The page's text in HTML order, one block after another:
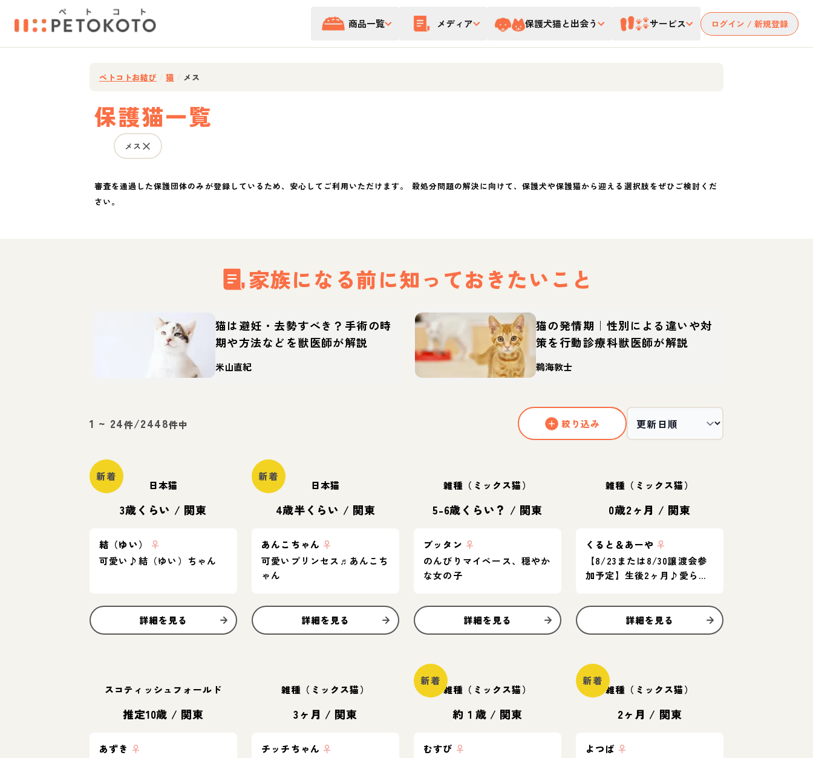
商品一覧 メディア 保護犬猫と出会う サービス ログイン / 新規登録
ペトコトお結び 猫 メス
保護猫一覧
メス
審査を通過した保護団体のみが登録しているため、安心してご利用いただけます。 殺処分問題の解決に向けて、保護犬や保護猫から迎える選択肢をぜひご検討くだ
さい。
家族になる前に知っておきたいこと
猫は避妊・去勢すべき？手術の時
期や方法などを獣医師が解説
米山直紀
猫の発情期｜性別による違いや対
策を行動診療科獣医師が解説
鵜海敦士
1 ~ 24件/2448件中 絞り込み
新着
日本猫
3歳くらい / 関東
結（ゆい）
♀
可愛い♪結（ゆい）ちゃん
詳細を見る
新着
日本猫
4歳半くらい / 関東
あんこちゃん ♀
可愛いプリンセス♬あんこち
ゃん
詳細を見る
雑種（ミックス猫）
5-6歳くらい？ / 関東
ブッタン ♀
のんびりマイペース、穏やか
な女の子
詳細を見る
雑種（ミックス猫）
0歳2ヶ月 / 関東
くると＆あーや ♀
【8/23または8/30譲渡会参
加予定】生後2ヶ月♪愛らし
詳細を見る
スコティッシュフォールド
推定10歳 / 関東
あずき ♀
雑種（ミックス猫）
3ヶ月 / 関東
チッチちゃん ♀
新着
雑種（ミックス猫）
約１歳 / 関東
むすび ♀
新着
雑種（ミックス猫）
2ヶ月 / 関東
よつば ♀